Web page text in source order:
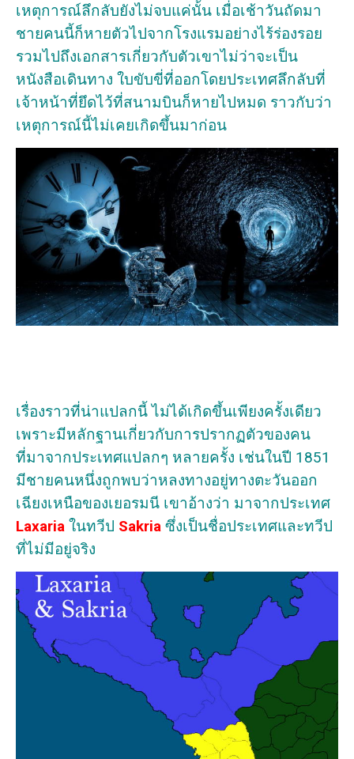
เหตุการณ์ลึกลับยังไม่จบแค่นั้น เมื่อเช้าวันถัดมา
ชายคนนี้ก็หายตัวไปจากโรงแรมอย่างไร้ร่องรอย
รวมไปถึงเอกสารเกี่ยวกับตัวเขาไม่ว่าจะเป็น
หนังสือเดินทาง ใบขับขี่ที่ออกโดยประเทศลึกลับที่
เจ้าหน้าที่ยึดไว้ที่สนามบินก็หายไปหมด ราวกับว่า
เหตุการณ์นี้ไม่เคยเกิดขึ้นมาก่อน
เรื่องราวที่น่าแปลกนี้ ไม่ได้เกิดขึ้นเพียงครั้งเดียว
เพราะมีหลักฐานเกี่ยวกับการปรากฏตัวของคน
ที่มาจากประเทศแปลกๆ หลายครั้ง เช่นในปี 1851
มีชายคนหนึ่งถูกพบว่าหลงทางอยู่ทางตะวันออก
เฉียงเหนือของเยอรมนี เขาอ้างว่า มาจากประเทศ
Laxaria ในทวีป Sakria ซึ่งเป็นชื่อประเทศและทวีป
ที่ไม่มีอยู่จริง